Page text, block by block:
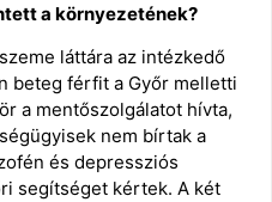
a környezetének?
láttára az intézkedő
beteg férfit a Győr melletti
a mentőszolgálatot hívta,
nem bírtak a
és depressziós
segítséget kértek. A két